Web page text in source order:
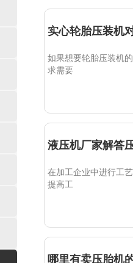
实心轮胎压装机
如果想要轮胎压装机
求需要
液压机厂家解答
在加工企业中进行工
提高工
哪里有卖压胎机